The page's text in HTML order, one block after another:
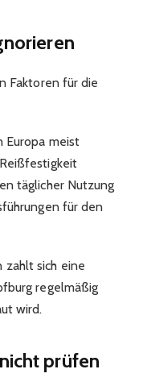
Faktoren für die
Europa meist
täglicher Nutzung
für den
zahlt sich eine
regelmäßig
wird.
prüfen